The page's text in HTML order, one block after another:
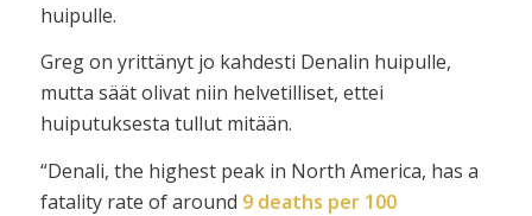
huipulle.
Greg on yrittänyt jo kahdesti Denalin huipulle,
mutta säät olivat niin helvetilliset, ettei
huiputuksesta tullut mitään.
“Denali, the highest peak in North America, has a
fatality rate of around 9 deaths per 100